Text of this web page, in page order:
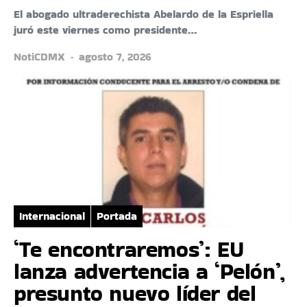
El abogado ultraderechista Abelardo de la Espriella
juró este viernes como presidente…
NotiCDMX
agosto 7, 2026
Internacional Portada
‘Te encontraremos’: EU
lanza advertencia a ‘Pelón’,
presunto nuevo líder del